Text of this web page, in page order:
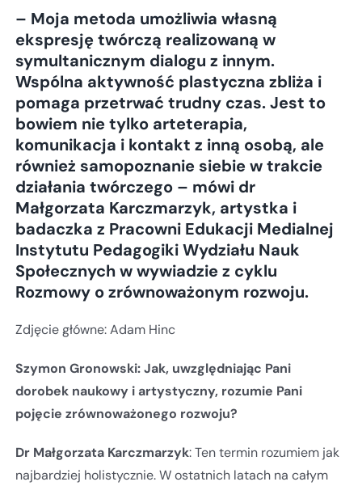
– Moja metoda umożliwia własną
ekspresję twórczą realizowaną w
symultanicznym dialogu z innym.
Wspólna aktywność plastyczna zbliża i
pomaga przetrwać trudny czas. Jest to
bowiem nie tylko arteterapia,
komunikacja i kontakt z inną osobą, ale
również samopoznanie siebie w trakcie
działania twórczego – mówi dr
Małgorzata Karczmarzyk, artystka i
badaczka z Pracowni Edukacji Medialnej
Instytutu Pedagogiki Wydziału Nauk
Społecznych w wywiadzie z cyklu
Rozmowy o zrównoważonym rozwoju.
Zdjęcie główne: Adam Hinc
Szymon Gronowski: Jak, uwzględniając Pani
dorobek naukowy i artystyczny, rozumie Pani
pojęcie zrównoważonego rozwoju?
Dr Małgorzata Karczmarzyk: Ten termin rozumiem jak
najbardziej holistycznie. W ostatnich latach na całym